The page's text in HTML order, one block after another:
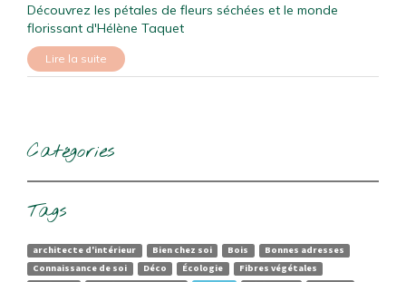
Découvrez les pétales de fleurs séchées et le monde
florissant d'Hélène Taquet
Lire la suite
Catégories
Tags
architecte d'intérieur Bien chez soi Bois
Bonnes adresses
Connaissance de soi
Déco Écologie
Fibres végétales